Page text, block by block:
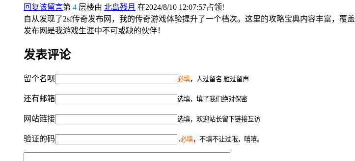
回复该留言第 4 层楼由 北岛残月 在2024/8/10 12:07:57占领!
自从发现了2sf传奇发布网，我的传奇游戏体验提升了一个档次。这里的攻略宝典内容丰富，
发布网是我游戏生涯中不可或缺的伙伴！
发表评论
留个名呗 必填，人过留名 雁过留声
还有邮箱 选填，填了我们绝对保密
网站链接 选填，欢迎站长留下链接互访
验证的码 必填，不填不让过哦，嘻嘻。